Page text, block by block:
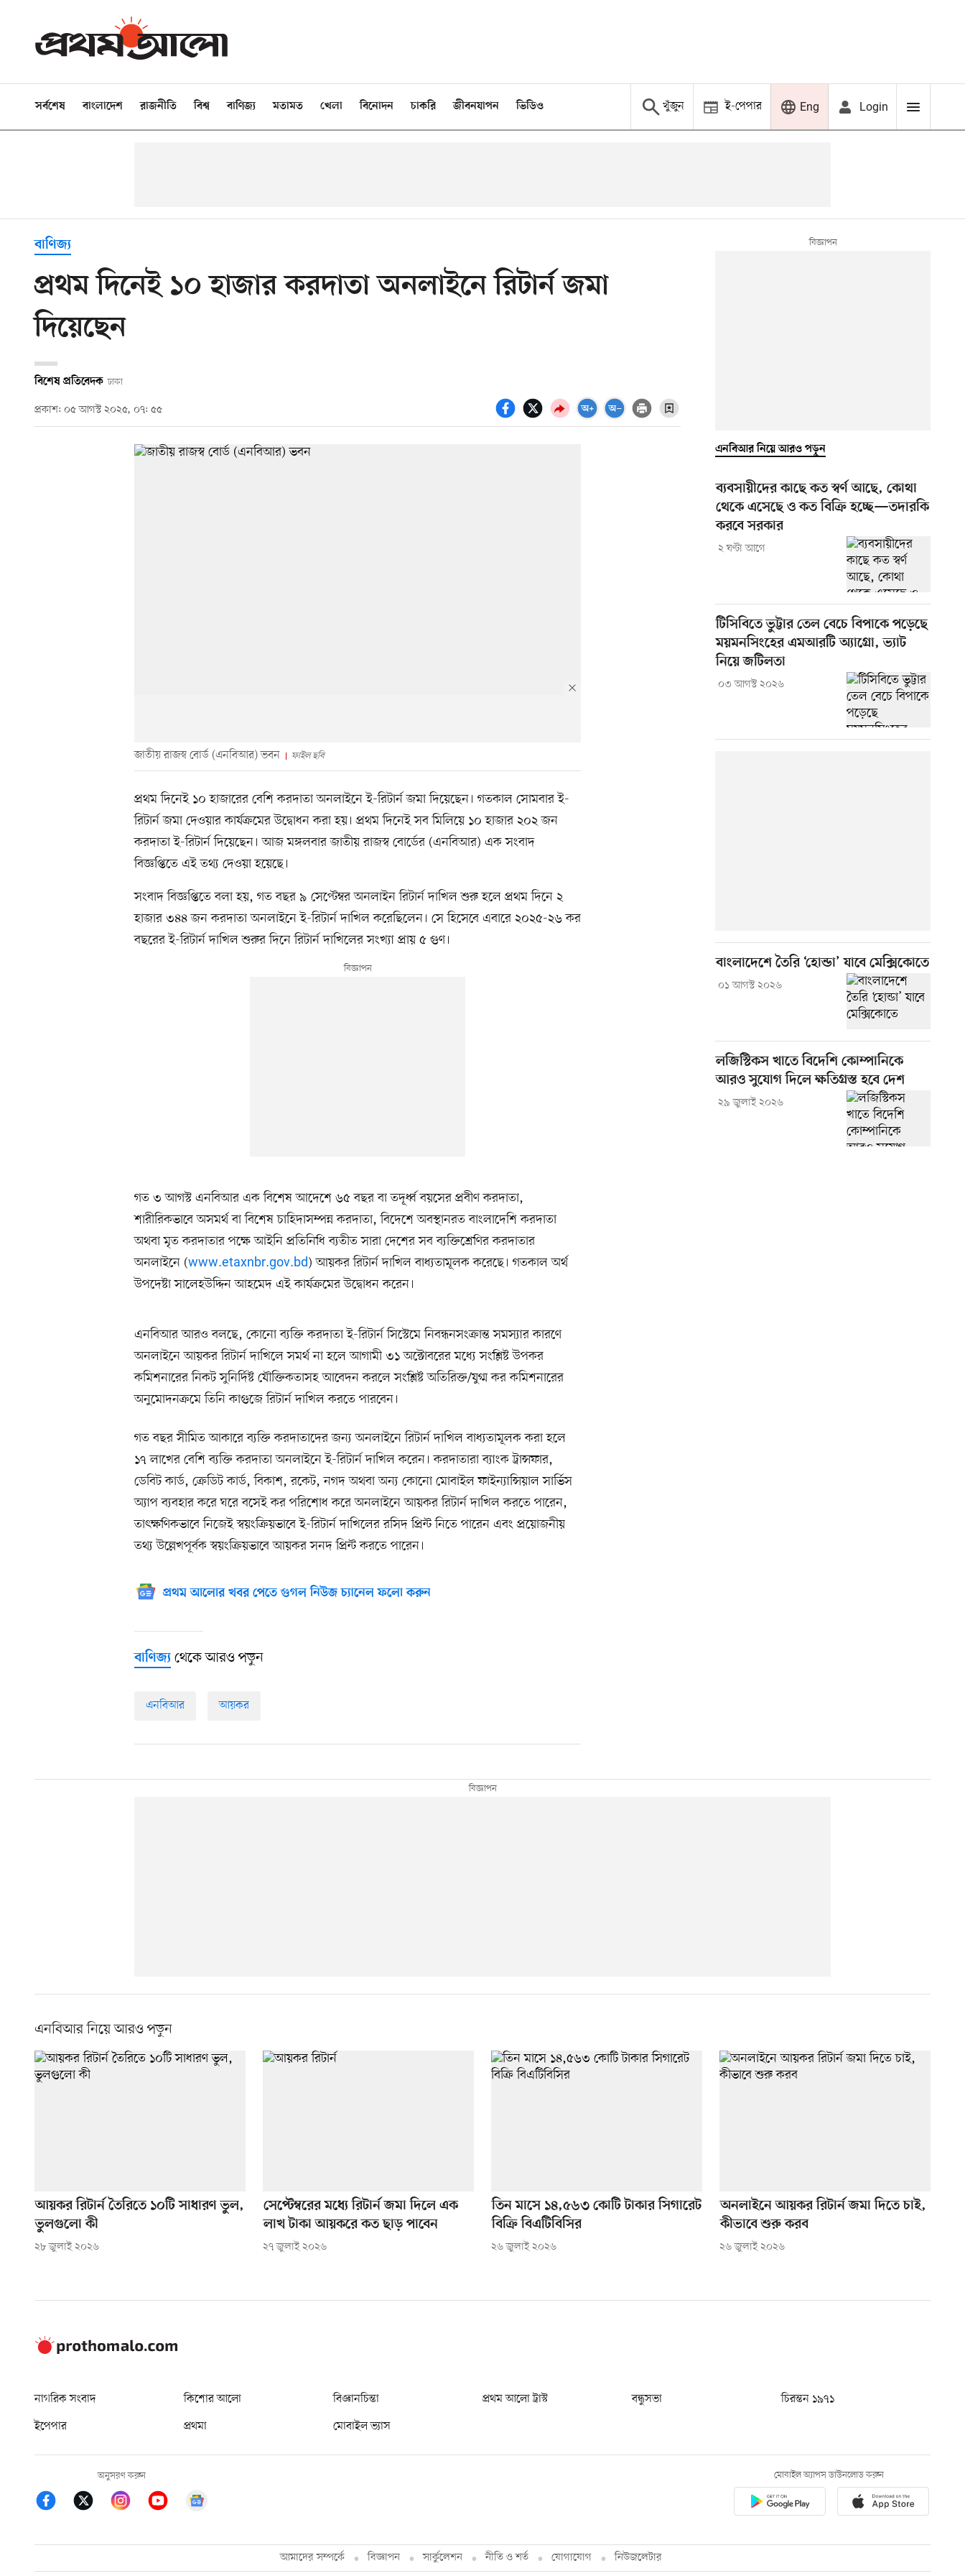
সর্বশেষ বাংলাদেশ রাজনীতি বিশ্ব বাণিজ্য মতামত খেলা বিনোদন চাকরি জীবনযাপন ভিডিও খুঁজুন ই-পেপার Eng Login
বাণিজ্য
প্রথম দিনেই ১০ হাজার করদাতা অনলাইনে রিটার্ন জমা
দিয়েছেন
বিশেষ প্রতিবেদক ঢাকা
প্রকাশ: ০৫ আগস্ট ২০২৫, ০৭: ৫৫
জাতীয় রাজস্ব বোর্ড (এনবিআর) ভবন ফাইল ছবি
প্রথম দিনেই ১০ হাজারের বেশি করদাতা অনলাইনে ই-রিটার্ন জমা দিয়েছেন। গতকাল সোমবার ই-
রিটার্ন জমা দেওয়ার কার্যক্রমের উদ্বোধন করা হয়। প্রথম দিনেই সব মিলিয়ে ১০ হাজার ২০২ জন
করদাতা ই-রিটার্ন দিয়েছেন। আজ মঙ্গলবার জাতীয় রাজস্ব বোর্ডের (এনবিআর) এক সংবাদ
বিজ্ঞপ্তিতে এই তথ্য দেওয়া হয়েছে।
সংবাদ বিজ্ঞপ্তিতে বলা হয়, গত বছর ৯ সেপ্টেম্বর অনলাইন রিটার্ন দাখিল শুরু হলে প্রথম দিনে ২
হাজার ৩৪৪ জন করদাতা অনলাইনে ই-রিটার্ন দাখিল করেছিলেন। সে হিসেবে এবারে ২০২৫-২৬ কর
বছরের ই-রিটার্ন দাখিল শুরুর দিনে রিটার্ন দাখিলের সংখ্যা প্রায় ৫ গুণ।
গত ৩ আগস্ট এনবিআর এক বিশেষ আদেশে ৬৫ বছর বা তদূর্ধ্ব বয়সের প্রবীণ করদাতা,
শারীরিকভাবে অসমর্থ বা বিশেষ চাহিদাসম্পন্ন করদাতা, বিদেশে অবস্থানরত বাংলাদেশি করদাতা
অথবা মৃত করদাতার পক্ষে আইনি প্রতিনিধি ব্যতীত সারা দেশের সব ব্যক্তিশ্রেণির করদাতার
অনলাইনে (www.etaxnbr.gov.bd) আয়কর রিটার্ন দাখিল বাধ্যতামূলক করেছে। গতকাল অর্থ
উপদেষ্টা সালেহউদ্দিন আহমেদ এই কার্যক্রমের উদ্বোধন করেন।
এনবিআর আরও বলছে, কোনো ব্যক্তি করদাতা ই-রিটার্ন সিস্টেমে নিবন্ধনসংক্রান্ত সমস্যার কারণে
অনলাইনে আয়কর রিটার্ন দাখিলে সমর্থ না হলে আগামী ৩১ অক্টোবরের মধ্যে সংশ্লিষ্ট উপকর
কমিশনারের নিকট সুনির্দিষ্ট যৌক্তিকতাসহ আবেদন করলে সংশ্লিষ্ট অতিরিক্ত/যুগ্ম কর কমিশনারের
অনুমোদনক্রমে তিনি কাগুজে রিটার্ন দাখিল করতে পারবেন।
গত বছর সীমিত আকারে ব্যক্তি করদাতাদের জন্য অনলাইনে রিটার্ন দাখিল বাধ্যতামূলক করা হলে
১৭ লাখের বেশি ব্যক্তি করদাতা অনলাইনে ই-রিটার্ন দাখিল করেন। করদাতারা ব্যাংক ট্রান্সফার,
ডেবিট কার্ড, ক্রেডিট কার্ড, বিকাশ, রকেট, নগদ অথবা অন্য কোনো মোবাইল ফাইন্যান্সিয়াল সার্ভিস
অ্যাপ ব্যবহার করে ঘরে বসেই কর পরিশোধ করে অনলাইনে আয়কর রিটার্ন দাখিল করতে পারেন,
তাৎক্ষণিকভাবে নিজেই স্বয়ংক্রিয়ভাবে ই-রিটার্ন দাখিলের রসিদ প্রিন্ট নিতে পারেন এবং প্রয়োজনীয়
তথ্য উল্লেখপূর্বক স্বয়ংক্রিয়ভাবে আয়কর সনদ প্রিন্ট করতে পারেন।
প্রথম আলোর খবর পেতে গুগল নিউজ চ্যানেল ফলো করুন
বাণিজ্য থেকে আরও পড়ুন
এনবিআর আয়কর
এনবিআর নিয়ে আরও পড়ুন
ব্যবসায়ীদের কাছে কত স্বর্ণ আছে, কোথা
থেকে এসেছে ও কত বিক্রি হচ্ছে—তদারকি
করবে সরকার
২ ঘণ্টা আগে
টিসিবিতে ভুট্টার তেল বেচে বিপাকে পড়েছে
ময়মনসিংহের এমআরটি অ্যাগ্রো, ভ্যাট
নিয়ে জটিলতা
০৩ আগস্ট ২০২৬
বাংলাদেশে তৈরি ‘হোন্ডা’ যাবে মেক্সিকোতে
০১ আগস্ট ২০২৬
লজিস্টিকস খাতে বিদেশি কোম্পানিকে
আরও সুযোগ দিলে ক্ষতিগ্রস্ত হবে দেশ
২৯ জুলাই ২০২৬
এনবিআর নিয়ে আরও পড়ুন
আয়কর রিটার্ন তৈরিতে ১০টি সাধারণ ভুল,
ভুলগুলো কী
২৮ জুলাই ২০২৬
সেপ্টেম্বরের মধ্যে রিটার্ন জমা দিলে এক
লাখ টাকা আয়করে কত ছাড় পাবেন
২৭ জুলাই ২০২৬
তিন মাসে ১৪,৫৬৩ কোটি টাকার সিগারেট
বিক্রি বিএটিবিসির
২৬ জুলাই ২০২৬
অনলাইনে আয়কর রিটার্ন জমা দিতে চাই,
কীভাবে শুরু করব
২৬ জুলাই ২০২৬
নাগরিক সংবাদ কিশোর আলো বিজ্ঞানচিন্তা প্রথম আলো ট্রাস্ট বন্ধুসভা
চিরন্তন ১৯৭১
ইপেপার
প্রথমা মোবাইল ভ্যাস
অনুসরণ করুন মোবাইল অ্যাপস ডাউনলোড করুন
আমাদের সম্পর্কে বিজ্ঞাপন সার্কুলেশন নীতি ও শর্ত যোগাযোগ নিউজলেটার